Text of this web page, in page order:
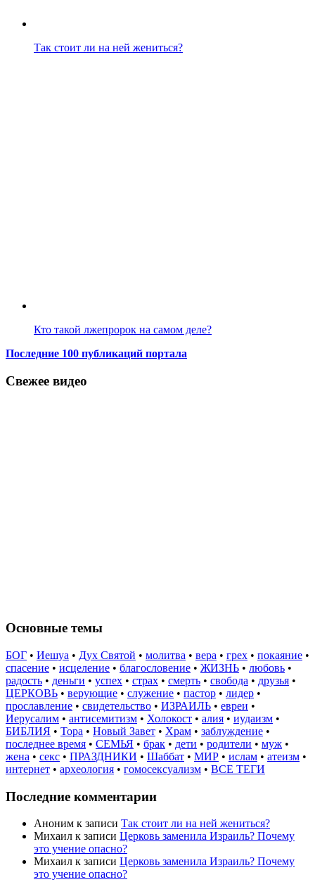
Так стоит ли на ней жениться?
Кто такой лжепророк на самом деле?
Последние 100 публикаций портала
Свежее видео
Основные темы
БОГ • Иешуа • Дух Святой • молитва • вера • грех • покаяние •
спасение • исцеление • благословение • ЖИЗНЬ • любовь •
радость • деньги • успех • страх • смерть • свобода • друзья •
ЦЕРКОВЬ • верующие • служение • пастор • лидер •
прославление • свидетельство • ИЗРАИЛЬ • евреи •
Иерусалим • антисемитизм • Холокост • алия • иудаизм •
БИБЛИЯ • Тора • Новый Завет • Храм • заблуждение •
последнее время • СЕМЬЯ • брак • дети • родители • муж •
жена • секс • ПРАЗДНИКИ • Шаббат • МИР • ислам • атеизм •
интернет • археология • гомосексуализм • ВСЕ ТЕГИ
Последние комментарии
Аноним к записи Так стоит ли на ней жениться?
Михаил к записи Церковь заменила Израиль? Почему
это учение опасно?
Михаил к записи Церковь заменила Израиль? Почему
это учение опасно?